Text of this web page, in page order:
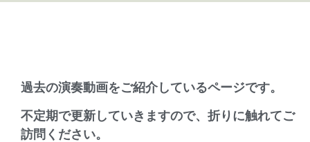
過去の演奏動画をご紹介しているページです。
不定期で更新していきますので、折りに触れてご
訪問ください。